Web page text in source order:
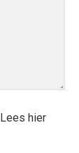
Lees hier